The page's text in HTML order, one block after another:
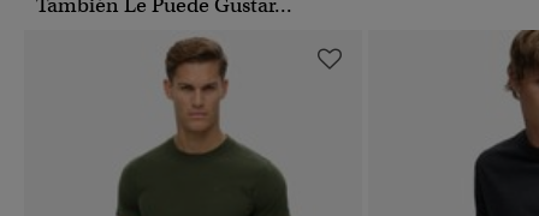
También Le Puede Gustar...